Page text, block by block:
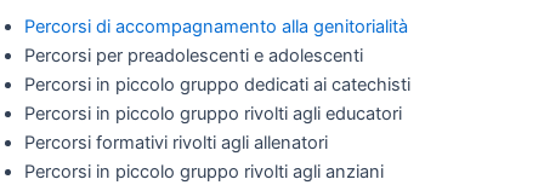
Percorsi di accompagnamento alla genitorialità
Percorsi per preadolescenti e adolescenti
Percorsi in piccolo gruppo dedicati ai catechisti
Percorsi in piccolo gruppo rivolti agli educatori
Percorsi formativi rivolti agli allenatori
Percorsi in piccolo gruppo rivolti agli anziani